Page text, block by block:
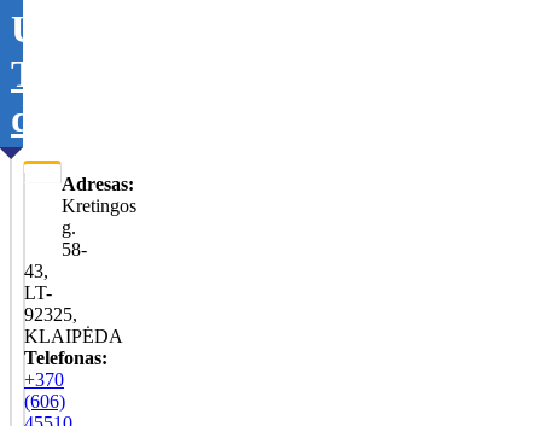
UAB
Tikslinti
duomenis
Adresas:
Kretingos
g.
58-
43,
LT-
92325,
KLAIPĖDA
Telefonas:
+370
(606)